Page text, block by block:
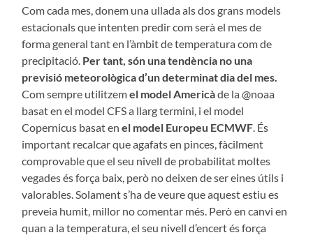
Com cada mes, donem una ullada als dos grans models
estacionals que intenten predir com serà el mes de
forma general tant en l’àmbit de temperatura com de
precipitació. Per tant, són una tendència no una
previsió meteorològica d’un determinat dia del mes.
Com sempre utilitzemel model Americàde la @noaa
basat en el model CFS a llarg termini, i el model
Copernicus basat enel model Europeu ECMWF . És
important recalcar que agafats en pinces, fàcilment
comprovable que el seu nivell de probabilitat moltes
vegades és força baix, però no deixen de ser eines útils i
valorables. Solament s’ha de veure que aquest estiu es
preveia humit, millor no comentar més. Però en canvi en
quan a la temperatura, el seu nivell d’encert és força